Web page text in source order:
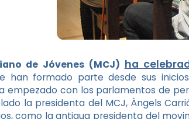
de Jóvenes (MCJ) ha
han formado parte desde sus
empezado con los parlamentos de
la presidenta del MCJ, Àngels
como la antigua presidenta del